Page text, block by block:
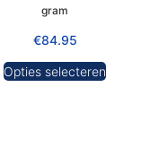
gram
€84.95
Opties selecteren